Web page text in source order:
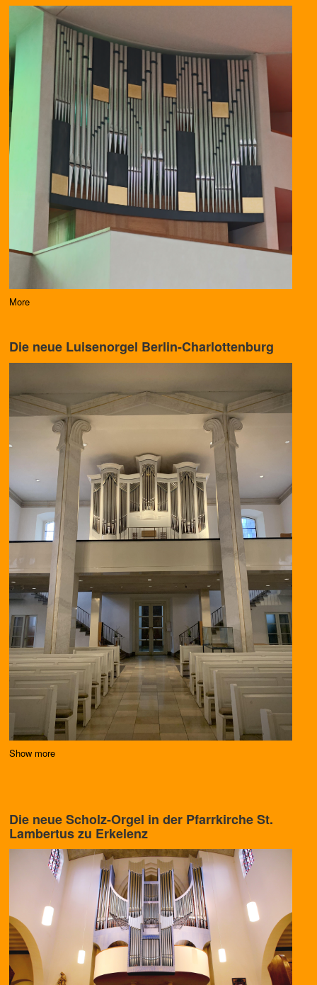
More
Die neue Luisenorgel Berlin-Charlottenburg
Show more
Die neue Scholz-Orgel in der Pfarrkirche St.
Lambertus zu Erkelenz